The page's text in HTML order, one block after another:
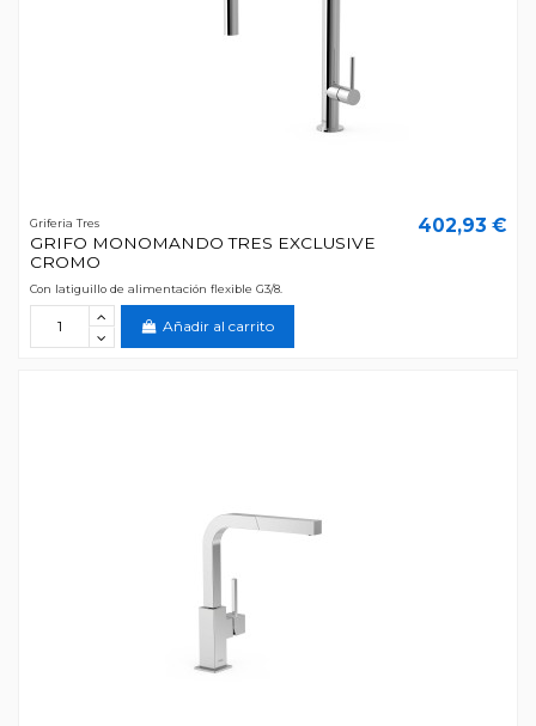
Griferia Tres
GRIFO MONOMANDO TRES EXCLUSIVE
CROMO
402,93 €
Con latiguillo de alimentación flexible G3/8.
Añadir al carrito